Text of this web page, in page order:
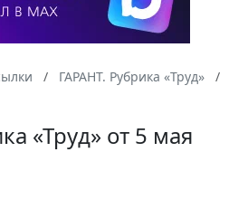
ГАРАНТ. Рубрика «Труд»
«Труд» от 5 мая